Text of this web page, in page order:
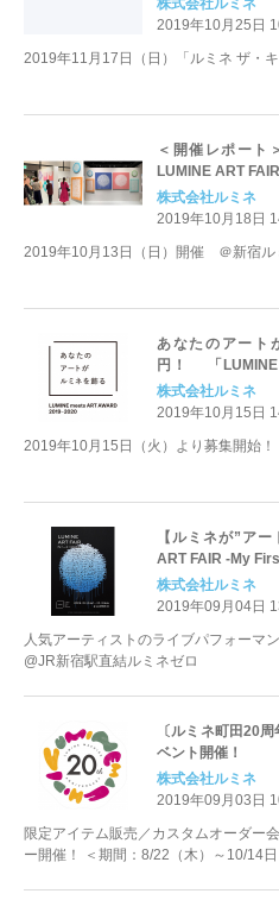
株式会社ルミネ
2019年10月25日
2019年11月17日（日）「ルミネ ザ・
＜開催レポート
LUMINE ART
株式会社ルミネ
2019年10月18日
2019年10月13日（日）開催 ＠新宿ル
あなたのアート
円！ 「LUMINE
開催
株式会社ルミネ
2019年10月15日
2019年10月15日（火）より募集開始！
【ルミネが”ア
ART FAIR -My
株式会社ルミネ
2019年09月04日
人気アーティストのライブパフォーマ
@JR新宿駅直結ルミネゼロ
〔ルミネ町田20
ベント開催！
株式会社ルミネ
2019年09月03日
限定アイテム販売／カスタムオーダー
ー開催！ ＜期間：8/22（木）～10/14日